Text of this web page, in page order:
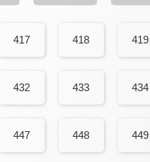
417 418 419
432 433 434
447 448 449